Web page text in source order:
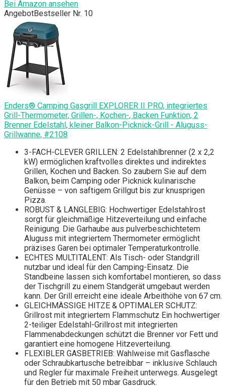
Bei Amazon ansehen
AngebotBestseller Nr. 10
Enders® Camping Gasgrill EXPLORER II PRO, integriertes
Grill-Thermometer, Grillen-, Kochen-, Backen Funktion, 2
Brenner Edelstahl, kleiner Balkon-Picknick-Grill - Aluguss-
Grillwanne, #2108
3-FACH-CLEVER GRILLEN: 2 Edelstahlbrenner (2 x 2,2
kW) ermöglichen kraftvolles direktes und indirektes
Grillen, Kochen und Backen. So zaubern Sie auf dem
Balkon, beim Camping oder Picknick kulinarische
Genüsse – von saftigem Grillgut bis zur knusprigen
Pizza.
ROBUST & LANGLEBIG: Hochwertiger Edelstahlrost
sorgt für gleichmäßige Hitzeverteilung und einfache
Reinigung. Die Garhaube aus pulverbeschichtetem
Aluguss mit integriertem Thermometer ermöglicht
präzises Garen bei optimaler Temperaturkontrolle.
ECHTES MULTITALENT: Als Tisch- oder Standgrill
nutzbar und ideal für den Camping-Einsatz. Die
Standbeine lassen sich komfortabel montieren, so dass
der Tischgrill zu einem Standgerät umgebaut werden
kann. Der Grill erreicht eine ideale Arbeithöhe von 67 cm.
GLEICHMÄSSIGE HITZE & OPTIMALER SCHUTZ:
Grillrost mit integriertem Flammschutz Ein hochwertiger
2-teiliger Edelstahl-Grillrost mit integrierten
Flammenabdeckungen schützt die Brenner vor Fett und
garantiert eine homogene Hitzeverteilung.
FLEXIBLER GASBETRIEB: Wahlweise mit Gasflasche
oder Schraubkartusche betreibbar – inklusive Schlauch
und Regler für maximale Freiheit unterwegs. Ausgelegt
für den Betrieb mit 50 mbar Gasdruck.